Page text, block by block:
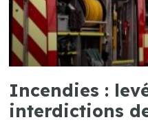
Incendies :
interdictions